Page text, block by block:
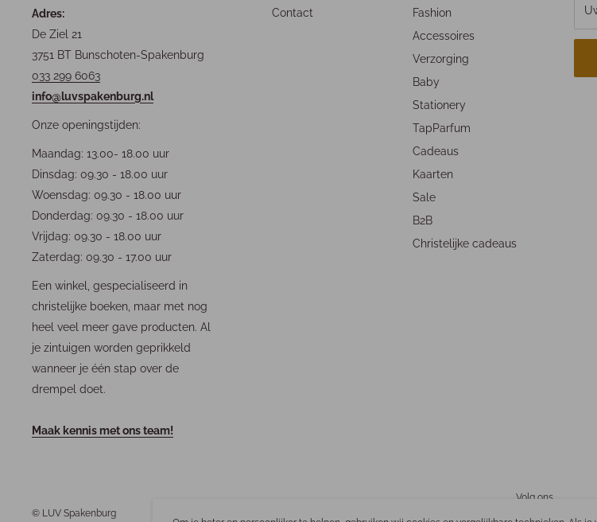
Adres:
De Ziel 21
3751 BT Bunschoten-Spakenburg
033 299 6063
info@luvspakenburg.nl
Onze openingstijden:
Maandag: 13.00- 18.00 uur
Dinsdag: 09.30 - 18.00 uur
Woensdag: 09.30 - 18.00 uur
Donderdag: 09.30 - 18.00 uur
Vrijdag: 09.30 - 18.00 uur
Zaterdag: 09.30 - 17.00 uur
Een winkel, gespecialiseerd in
christelijke boeken, maar met nog
heel veel meer gave producten. Al
je zintuigen worden geprikkeld
wanneer je één stap over de
drempel doet.
Maak kennis met ons team!
Contact
Fashion
Accessoires
Verzorging
Baby
Stationery
TapParfum
Cadeaus
Kaarten
Sale
B2B
Christelijke cadeaus
© LUV Spakenburg
Volg ons